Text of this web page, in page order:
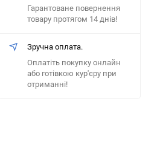
Гарантоване повернення
товару протягом 14 днів!
Зручна оплата.
Оплатіть покупку онлайн
або готівкою кур'єру при
отриманні!